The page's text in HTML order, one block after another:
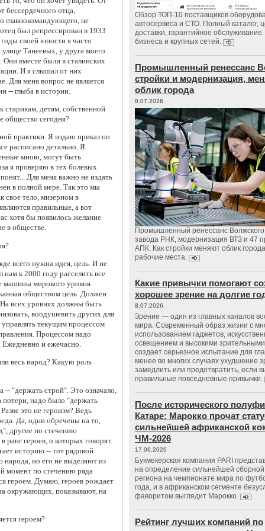
бессердечного отца,
главнокомандующего, не
был репрессирован в 1933
своей юности я часто
Танеевых, у друга моего
Они вместе были в сталинских
И я слышал от них
Для меня вопрос не является
-- глыба в истории.
детям, собственной
общество сегодня?
практики. Я издаю приказ по
расписано детально. Я
мною, могут быть
я проверяю в тех болевых
Для меня важно не издать
в полной мере. Так это мы
свое тело, мизерном в
правильные, а вот
хотя бы появилось желание
в обществе.
всего нужна идея, цель. И не
нам к 2000 году расселить все
машины мирового уровня.
обществом цель. Должен
всех уровнях должны быть
воодушевить других для
текущим процессом
Процессом надо
Ежедневно и ежечасно.
весь народ? Какую роль
"держать строй". Это означало,
потери, надо было "держать
это не героизм? Ведь
Да, одни обречены на то,
другие по стечению
ранг героев, о которых говорят.
историю -- тот рядовой
народа, но его не выделяют из
момент по стечению ряда
героем. Думаю, героев рождает
окружающих, показывают, на
героем?
Обзор ТОП-10 поставщиков
автосервиса и СТО. Полный каталог,
доставки, гарантийное
бизнеса и крупных сетей.
Промышленный ренессанс
стройки и модернизация,
облик города
8.07.2026
Промышленный ренессанс
завода РНК, модернизация ВТЗ и 47
АПК. Как стройки меняют облик
рабочие места.
Какие привычки помогают
хорошее зрение на долгие
8.07.2026
Зрение — один из главных каналов
мира. Современный образ жизни с
использованием гаджетов,
освещением и высокими зрительными
создает серьезное испытание для
менее во многих случаях ухудшение
замедлить или предотвратить, если
правильные повседневные привычки.
После исторического
Катаре: Марокко прочат
сильнейшей африканской
ЧМ-2026
17.06.2026
Букмекерская компания PARI
на определение сильнейшей сборной
региона на чемпионате мира по
года, и в африканском сегменте
фаворитом выглядит Марокко.
Рейтинг лучших компаний по